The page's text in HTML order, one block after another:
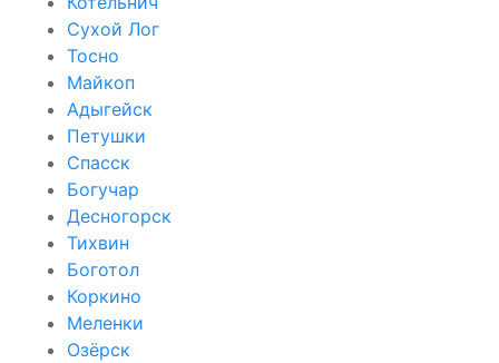
Сухой Лог
Тосно
Майкоп
Адыгейск
Петушки
Спасск
Богучар
Десногорск
Тихвин
Боготол
Коркино
Меленки
Озёрск